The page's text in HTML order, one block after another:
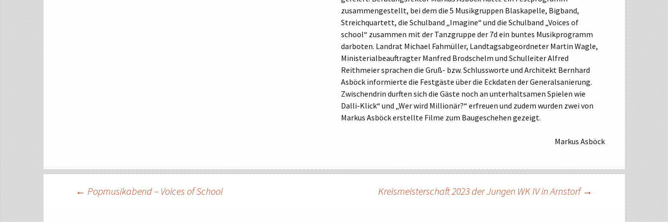
WAHLPFLICHTFÄCHERGRUPPE II
WAHLPFLICHTFÄCHERGRUPPE III F
WAHLPFLICHTFÄCHERGRUPPE III W
PROFILKLASSEN
TABLETKLASSEN
HAUSORDNUNG
MEDIENNUTZUNG
PRESSE
ORIENTIERUNGSPRAKTIKUM
zusammengestellt, bei dem die 5 Musikgruppen Blaskapelle, Bigband,
Streichquartett, die Schulband „Imagine“ und die Schulband „Voices of
school“ zusammen mit der Tanzgruppe der 7d ein buntes Musikprogramm
darboten. Landrat Michael Fahmüller, Landtagsabgeordneter Martin Wagle,
Ministerialbeauftragter Manfred Brodschelm und Schulleiter Alfred
Reithmeier sprachen die Gruß- bzw. Schlussworte und Architekt Bernhard
Asböck informierte die Festgäste über die Eckdaten der Generalsanierung.
Zwischendrin durften sich die Gäste noch an unterhaltsamen Spielen wie
Dalli-Klick“ und „Wer wird Millionär?“ erfreuen und zudem wurden zwei von
Markus Asböck erstellte Filme zum Baugeschehen gezeigt.
Markus Asböck
Beitragsnavigation
← Popmusikabend – Voices of School Kreismeisterschaft 2023 der Jungen WK IV in Arnstorf →